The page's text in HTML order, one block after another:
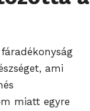
ami
miatt egyre